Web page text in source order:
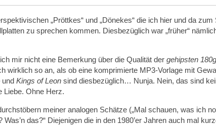
„Pröttkes“ und „Dönekes“ die ich hier und da
zu sprechen kommen. Diesbezüglich war „früher“
mir nicht eine Bemerkung über die Qualität der gehipsten
wirklich so an, als ob eine komprimierte MP3-Vorlage mit
und Kings of Leon sind diesbezüglich… Nunja. Nein, das sind
Liebe. Ohne Herz.
meiner analogen Schätze („Mal schauen, was ich
Was’n das?“ Diejenigen die in den 1980’er Jahren auch mal